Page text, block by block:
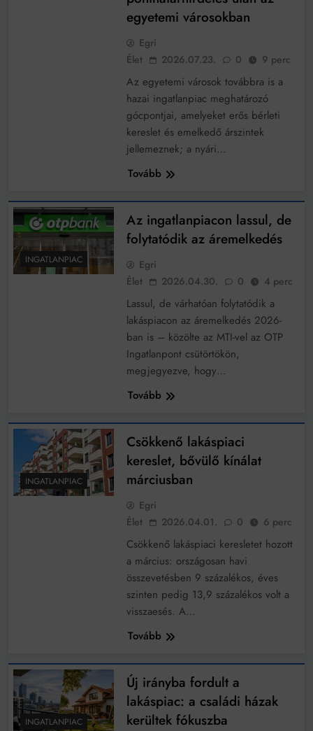
működik, ha jól van felújítva
Ingatlanpiaci szakértők szerint akár 5 százalékkal is
Munkácsy nem Krisztust szépítette meg: minket
Ahol köszönnek, ott még van város
Amikor a Tetris boldogabbá tesz, mint a szerelem
Létezik tökéletes élet: Truman is elhitte
Karinthy Frigyes: a zseni, aki belenézett a saját
Ki akarsz törni. De miből?
Az öregség nem csak ránc?
Az ördög még mindig Pradát visel. De te miért öltözöl
hozzá?
Móricz Zsigmond: falusi író vagy boncmester?
Mindenki a világot akarja uralni – de nem csak a 80-
Bitumenes lapostetők: a bevált technológia akkor
működik, ha jól van felújítva
egyetemi városokban
Egri
Élet
2026.07.23. 0 9 perc
Az egyetemi városok továbbra is a
hazai ingatlanpiac meghatározó
gócpontjai, amelyeket erős bérleti
kereslet és emelkedő árszintek
jellemeznek; a nyári…
Tovább
INGATLANPIAC
Az ingatlanpiacon lassul, de
folytatódik az áremelkedés
Egri
Élet
2026.04.30. 0 4 perc
Lassul, de várhatóan folytatódik a
lakáspiacon az áremelkedés 2026-
ban is – közölte az MTI-vel az OTP
Ingatlanpont csütörtökön,
megjegyezve, hogy…
Tovább
INGATLANPIAC
Csökkenő lakáspiaci
kereslet, bővülő kínálat
márciusban
Egri
Élet
2026.04.01. 0 6 perc
Csökkenő lakáspiaci keresletet hozott
a március: országosan havi
összevetésben 9 százalékos, éves
szinten pedig 13,9 százalékos volt a
visszaesés. A…
Tovább
INGATLANPIAC
Új irányba fordult a
lakáspiac: a családi házak
kerültek fókuszba